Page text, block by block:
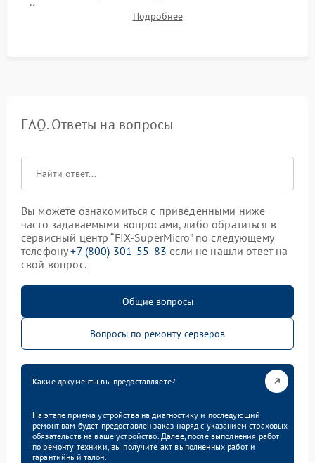
Контроль температурных режимов, проверка отсутствия
троттлинга и подготовка сервера к выдаче.
Подробнее
FAQ. Ответы на вопросы
Вы можете ознакомиться с приведенными ниже
часто задаваемыми вопросами, либо обратиться в
сервисный центр “FIX-SuperMicro” по следующему
телефону+7 (800) 301-55-83 если не нашли ответ на
свой вопрос.
Общие вопросы
Вопросы по ремонту серверов
Какие документы вы предоставляете?
На этапе приема устройства на диагностику и последующий
ремонт вам будет предоставлен заказ-наряд с указанием страховых
обязательств на ваше устройство. Далее, после выполнения работ
по ремонту техники, вы получите акт выполненных работ и
гарантийный талон.